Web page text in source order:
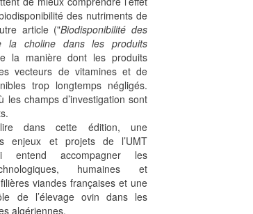
des nutriments de
article ("Biodisponibilité des
la choline dans les produits
la manière dont les produits
vecteurs de vitamines et de
trop longtemps négligés.
les champs d’investigation sont
dans cette édition, une
enjeux et projets de l’UMT
entend accompagner les
humaines et
viandes françaises et une
de l’élevage ovin dans les
algériennes.